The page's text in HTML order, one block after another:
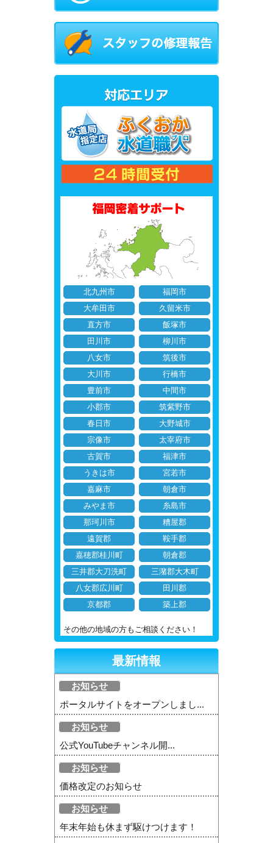
北九州市
福岡市
大牟田市
久留米市
直方市
飯塚市
田川市
柳川市
八女市
筑後市
大川市
行橋市
豊前市
中間市
小郡市
筑紫野市
春日市
大野城市
宗像市
太宰府市
古賀市
福津市
うきは市
宮若市
嘉麻市
朝倉市
みやま市
糸島市
那珂川市
糟屋郡
遠賀郡
鞍手郡
嘉穂郡桂川町
朝倉郡
三井郡大刀洗町
三潴郡大木町
八女郡広川町
田川郡
京都郡
築上郡
その他の地域の方もご相談ください！
最新情報
お知らせ
ポータルサイトをオープンしまし...
お知らせ
公式YouTubeチャンネル開...
お知らせ
価格改定のお知らせ
お知らせ
年末年始も休まず駆けつけます！